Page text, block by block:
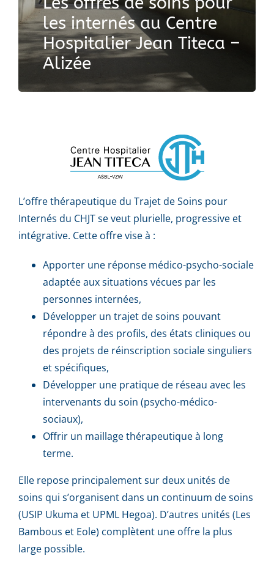
les internés au Centre
Hospitalier Jean Titeca –
Alizée
L’offre thérapeutique du Trajet de Soins pour
Internés du CHJT se veut plurielle, progressive et
intégrative. Cette offre vise à :
Apporter une réponse médico-psycho-sociale
adaptée aux situations vécues par les
personnes internées,
Développer un trajet de soins pouvant
répondre à des profils, des états cliniques ou
des projets de réinscription sociale singuliers
et spécifiques,
Développer une pratique de réseau avec les
intervenants du soin (psycho-médico-
sociaux),
Offrir un maillage thérapeutique à long
terme.
Elle repose principalement sur deux unités de
soins qui s’organisent dans un continuum de soins
(USIP Ukuma et UPML Hegoa). D’autres unités (Les
Bambous et Eole) complètent une offre la plus
large possible.